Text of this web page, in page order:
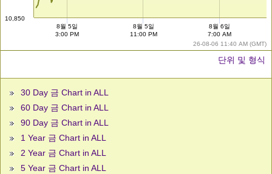
26-08-06 11:40 AM (GMT)
10,850
8월 5일
3:00 PM
8월 5일
11:00 PM
8월 6일
7:00 AM
단위 및 형식
30 Day 금 Chart in ALL
60 Day 금 Chart in ALL
90 Day 금 Chart in ALL
1 Year 금 Chart in ALL
2 Year 금 Chart in ALL
5 Year 금 Chart in ALL